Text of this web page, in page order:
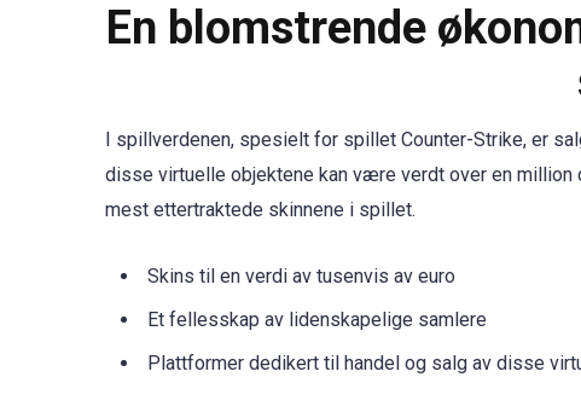
En blomstrende
I spillverdenen, spesielt for spillet Counter-Strike, er
disse virtuelle objektene kan være verdt over en
mest ettertraktede skinnene i spillet.
Skins til en verdi av tusenvis av euro
Et fellesskap av lidenskapelige samlere
Plattformer dedikert til handel og salg av disse